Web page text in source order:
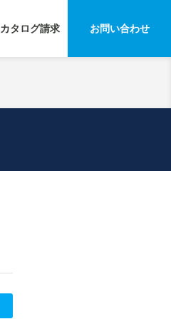
カタログ請求 お問い合わせ